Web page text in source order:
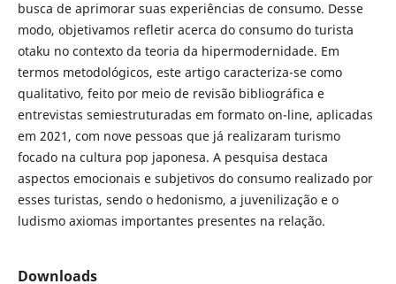
busca de aprimorar suas experiências de consumo. Desse
modo, objetivamos refletir acerca do consumo do turista
otaku no contexto da teoria da hipermodernidade. Em
termos metodológicos, este artigo caracteriza-se como
qualitativo, feito por meio de revisão bibliográfica e
entrevistas semiestruturadas em formato on-line, aplicadas
em 2021, com nove pessoas que já realizaram turismo
focado na cultura pop japonesa. A pesquisa destaca
aspectos emocionais e subjetivos do consumo realizado por
esses turistas, sendo o hedonismo, a juvenilização e o
ludismo axiomas importantes presentes na relação.
Downloads